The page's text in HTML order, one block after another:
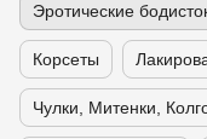
Эротические
Корсеты
Чулки, Митенки,